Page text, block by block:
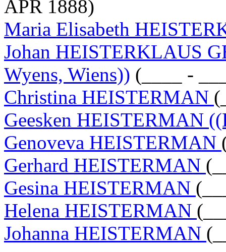
APR 1888)
Maria Elisabeth
Johan HEISTERKLAUS
Wyens, Wiens)) (____ -
Christina HEISTERMAN
Geesken HEISTERMAN
Genoveva HEISTERMAN
Gerhard HEISTERMAN
Gesina HEISTERMAN
Helena HEISTERMAN
Johanna HEISTERMAN